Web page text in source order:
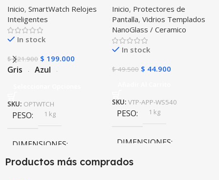
WATCH™ (KW37 PRO) Mide
Temperatura Presión
Arterial y Ritmo Cardíaco
Inicio, SmartWatch Relojes
Inteligentes
In stock
$221.900 $ 199.000
Gris Azul
SKU: OPTWTCH
PESO 1 kg
DIMENSIONES
X2 Unidades
Inicio, Protectores de
Pantalla, Vidrios Templados
NanoGlass / Ceramico
In stock
$49.500 $ 44.900
SKU: VTP-APP-WS540
PESO 1 kg
DIMENSIONES
10 × 10 × 10 cm
Productos más comprados